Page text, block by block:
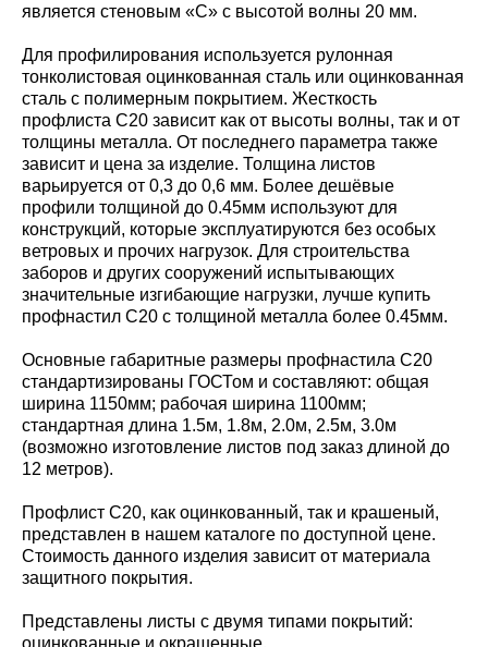
является стеновым «С» с высотой волны 20 мм.
Для профилирования используется рулонная
тонколистовая оцинкованная сталь или оцинкованная
сталь с полимерным покрытием. Жесткость
профлиста С20 зависит как от высоты волны, так и от
толщины металла. От последнего параметра также
зависит и цена за изделие. Толщина листов
варьируется от 0,3 до 0,6 мм. Более дешёвые
профили толщиной до 0.45мм используют для
конструкций, которые эксплуатируются без особых
ветровых и прочих нагрузок. Для строительства
заборов и других сооружений испытывающих
значительные изгибающие нагрузки, лучше купить
профнастил С20 с толщиной металла более 0.45мм.
Основные габаритные размеры профнастила С20
стандартизированы ГОСТом и составляют: общая
ширина 1150мм; рабочая ширина 1100мм;
стандартная длина 1.5м, 1.8м, 2.0м, 2.5м, 3.0м
(возможно изготовление листов под заказ длиной до
12 метров).
Профлист С20, как оцинкованный, так и крашеный,
представлен в нашем каталоге по доступной цене.
Стоимость данного изделия зависит от материала
защитного покрытия.
Представлены листы с двумя типами покрытий:
оцинкованные и окрашенные.